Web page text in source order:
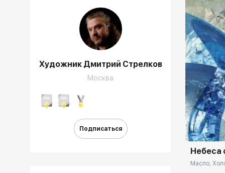
Художник Дмитрий Стрелков
Москва
Подписаться
Домен:
Небеса
Масло,